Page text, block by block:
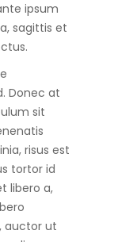
ipsum
sagittis et
Donec at
sit
risus est
tortor id
libero a,
auctor ut